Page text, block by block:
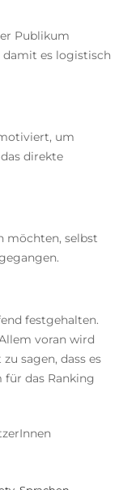
Publikum
es logistisch
um
direkte
möchten, selbst
festgehalten.
voran wird
sagen, dass es
das Ranking